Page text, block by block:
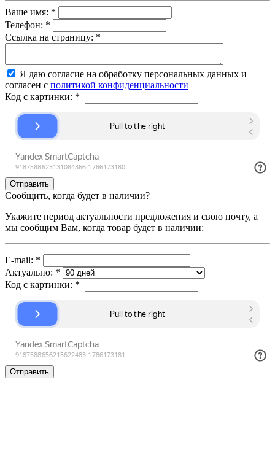
Ваше имя: *
Телефон: *
Ссылка на страницу: *
Я даю согласие на обработку персональных данных и
согласен с политикой конфиденциальности
Код с картинки: *
Сообщить, когда будет в наличии?
Укажите период актуальности предложения и свою почту, а
мы сообщим Вам, когда товар будет в наличии:
E-mail: *
Актуально: *
Код с картинки: *